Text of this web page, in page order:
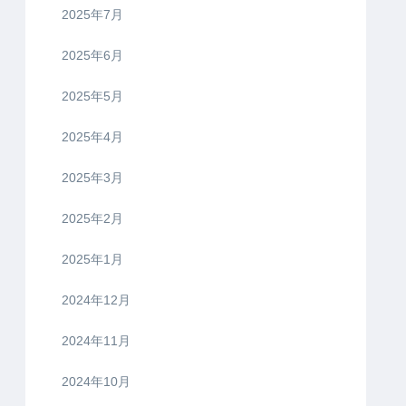
2025年7月
2025年6月
2025年5月
2025年4月
2025年3月
2025年2月
2025年1月
2024年12月
2024年11月
2024年10月